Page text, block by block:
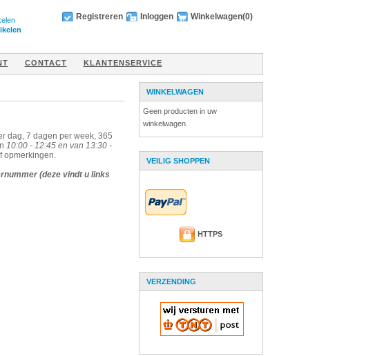
Registreren Inloggen Winkelwagen(0)
CONTACT KLANTENSERVICE
dag, 7 dagen per week, 365
10:00 - 12:45 en van 13:30 -
opmerkingen.
(deze vindt u links
WINKELWAGEN
Geen producten in uw
winkelwagen
VEILIG SHOPPEN
HTTPS
VERZENDING